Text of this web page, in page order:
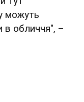
можуть
в обличчя", –